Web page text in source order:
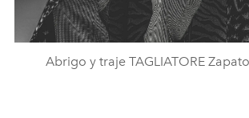
Abrigo y traje TAGLIATORE